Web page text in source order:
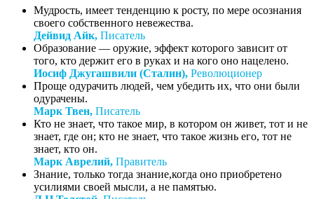
Мудрость, имеет тенденцию к росту, по мере осознания
своего собственного невежества.
Дейвид Айк, Писатель
Образование — оружие, эффект которого зависит от
того, кто держит его в руках и на кого оно нацелено.
Иосиф Джугашвили (Сталин), Революционер
Проще одурачить людей, чем убедить их, что они были
одурачены.
Марк Твен, Писатель
Кто не знает, что такое мир, в котором он живет, тот и не
знает, где он; кто не знает, что такое жизнь его, тот не
знает, кто он.
Марк Аврелий, Правитель
Знание, только тогда знание,когда оно приобретено
усилиями своей мысли, а не памятью.